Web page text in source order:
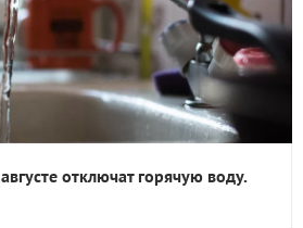
отключат горячую воду.